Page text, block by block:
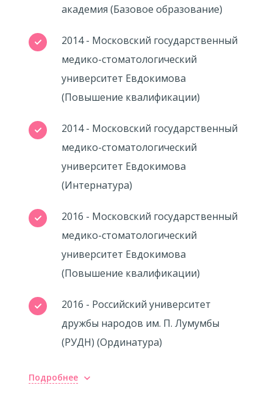
академия (Базовое образование)
2014 - Московский государственный
медико-стоматологический
университет Евдокимова
(Повышение квалификации)
2014 - Московский государственный
медико-стоматологический
университет Евдокимова
(Интернатура)
2016 - Московский государственный
медико-стоматологический
университет Евдокимова
(Повышение квалификации)
2016 - Российский университет
дружбы народов им. П. Лумумбы
(РУДН) (Ординатура)
Повышение квалификации
Подробнее